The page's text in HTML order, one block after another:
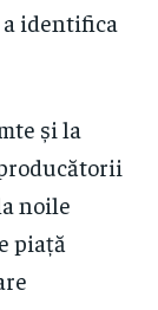
identifica
și la
noile
piață